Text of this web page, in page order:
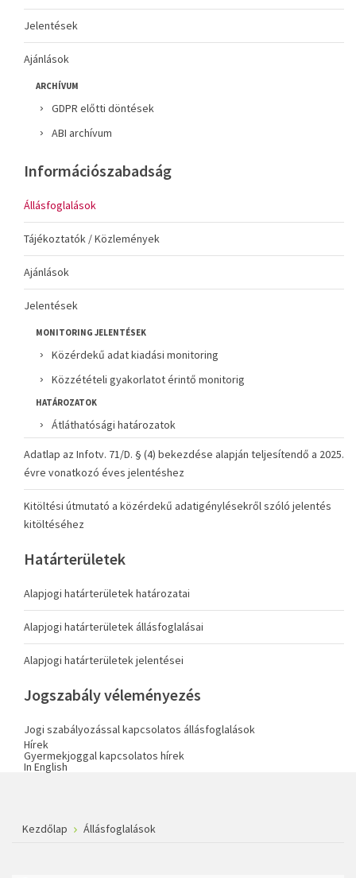
Jelentések
Ajánlások
ARCHÍVUM
GDPR előtti döntések
ABI archívum
Információszabadság
Állásfoglalások
Tájékoztatók / Közlemények
Ajánlások
Jelentések
MONITORING JELENTÉSEK
Közérdekű adat kiadási monitoring
Közzétételi gyakorlatot érintő monitorig
HATÁROZATOK
Átláthatósági határozatok
Adatlap az Infotv. 71/D. § (4) bekezdése alapján teljesítendő a 2025.
évre vonatkozó éves jelentéshez
Kitöltési útmutató a közérdekű adatigénylésekről szóló jelentés
kitöltéséhez
Határterületek
Alapjogi határterületek határozatai
Alapjogi határterületek állásfoglalásai
Alapjogi határterületek jelentései
Jogszabály véleményezés
Jogi szabályozással kapcsolatos állásfoglalások
Hírek
Gyermekjoggal kapcsolatos hírek
In English
Kezdőlap Állásfoglalások